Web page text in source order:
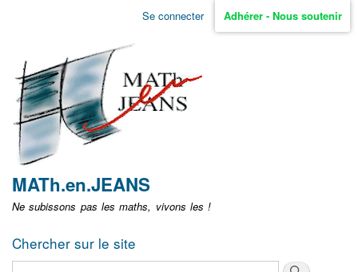
Aller
non
identifié
Se connecter Adhérer - Nous soutenir
MATh.en.JEANS
Ne subissons pas les maths, vivons les !
Chercher sur le site